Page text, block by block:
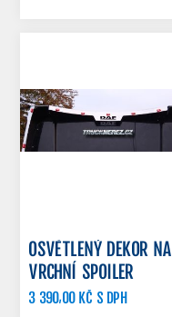
OSVĚTLENÝ DEKOR NA
VRCHNÍ SPOILER
3 390,00 KČ S DPH